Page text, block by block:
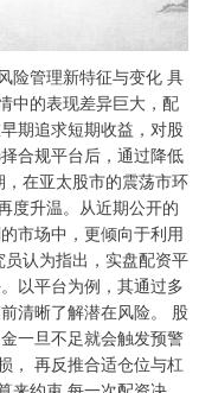
险管理新特征与变化 具
中的表现差异巨大，配
期追求短期收益，对股
合规平台后，通过降低
在亚太股市的震荡市环
度升温。从近期公开的
市场中，更倾向于利用
认为指出，实盘配资平
以平台为例，其通过多
清晰了解潜在风险。 股
一旦不足就会触发预警
， 再反推合适仓位与杠